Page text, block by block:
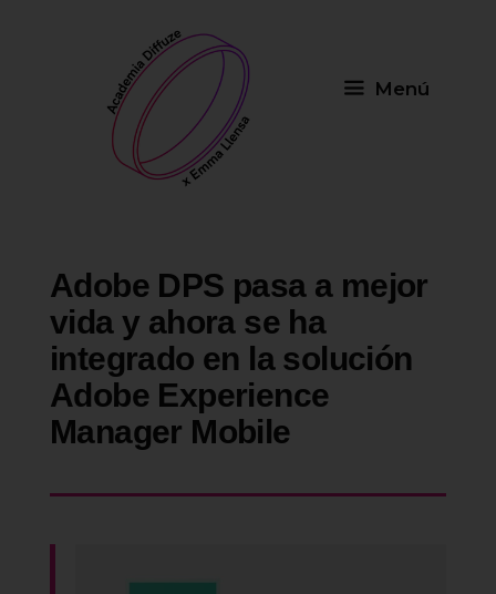
Menú
Adobe DPS pasa a mejor
vida y ahora se ha
integrado en la solución
Adobe Experience
Manager Mobile